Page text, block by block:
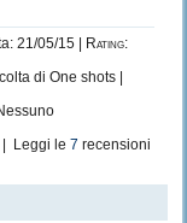
21/05/15 |
Rating:
di One shots |
| Leggi le 7 recensioni